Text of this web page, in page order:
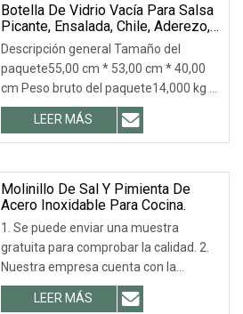
Botella De Vidrio Vacía Para Salsa
Picante, Ensalada, Chile, Aderezo,
Especias, Con Tapa Roja A Prueba
De Fugas, De 3, 5, 6 Y 8 Oz.
Descripción general Tamaño del
paquete55,00 cm * 53,00 cm * 40,00
cm Peso bruto del paquete14,000 kg 1.
Detalles rápidos Especificación de
tamaño: Especificación de tamaño:
(forma redonda y cuadrada) Imagen
LEER MÁS
Molinillo De Sal Y Pimienta De
Acero Inoxidable Para Cocina.
1. Se puede enviar una muestra
gratuita para comprobar la calidad. 2.
Nuestra empresa cuenta con la
certificación ISO 9001 y es el principal
proveedor de Coca-Cola, LIBBEY, ARC,
LEER MÁS